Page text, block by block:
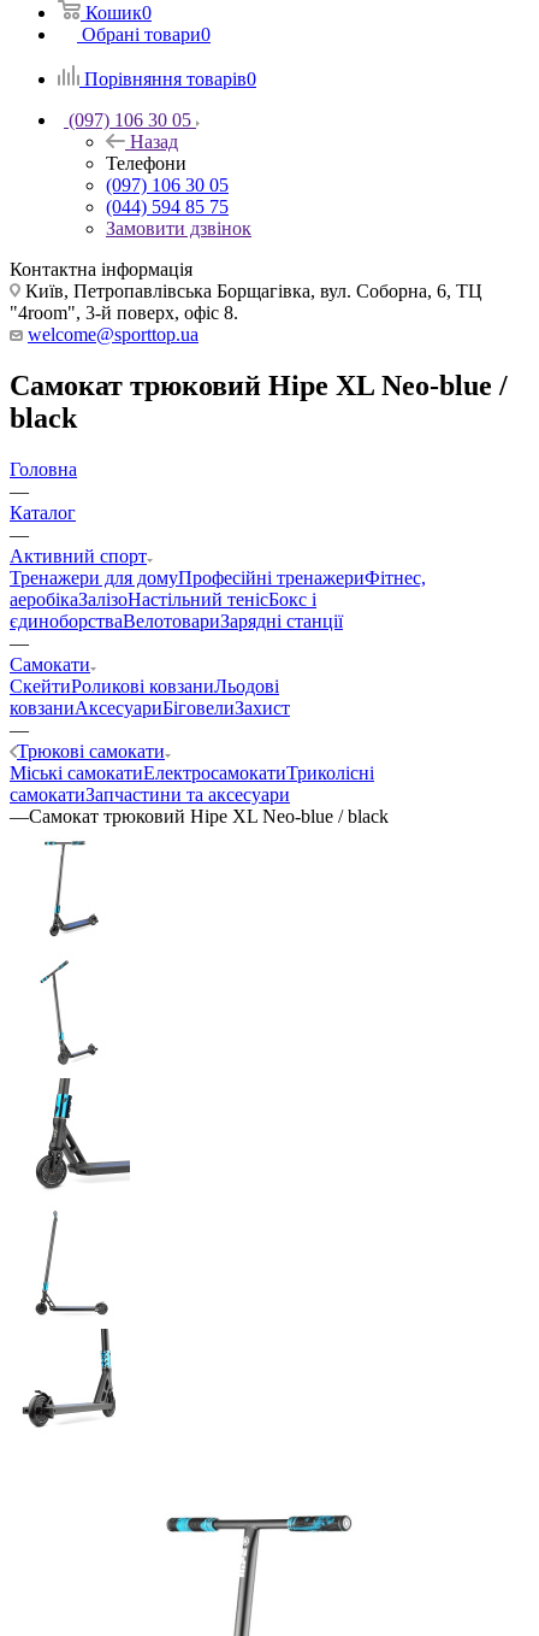
Кошик0
Обрані товари0
Порівняння товарів0
(097) 106 30 05
Назад
Телефони
(097) 106 30 05
(044) 594 85 75
Замовити дзвінок
Контактна інформація
Київ, Петропавлівська Борщагівка, вул. Соборна, 6, ТЦ
"4room", 3-й поверх, офіс 8.
welcome@sporttop.ua
Самокат трюковий Hipe XL Neo-blue /
black
Головна
—
Каталог
—
Активний спорт
Тренажери для домуПрофесійні тренажериФітнес,
аеробікаЗалізоНастільний тенісБокс і
єдиноборстваВелотовариЗарядні станції
—
Самокати
СкейтиРоликові ковзаниЛьодові
ковзаниАксесуариБіговелиЗахист
—
Трюкові самокати
Міські самокатиЕлектросамокатиТриколісні
самокатиЗапчастини та аксесуари
—Самокат трюковий Hipe XL Neo-blue / black